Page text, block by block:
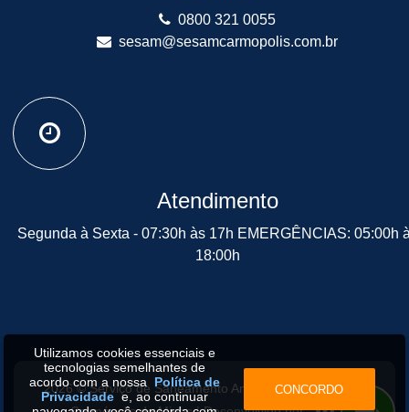
0800 321 0055
sesam@sesamcarmopolis.com.br
Atendimento
Segunda à Sexta - 07:30h às 17h EMERGÊNCIAS: 05:00h
18:00h
2026 © Serviço de Saneamento Ambiental Municipal de
Utilizamos cookies essenciais e
tecnologias semelhantes de
acordo com a nossa Política de
Privacidadee, ao continuar
CONCORDO